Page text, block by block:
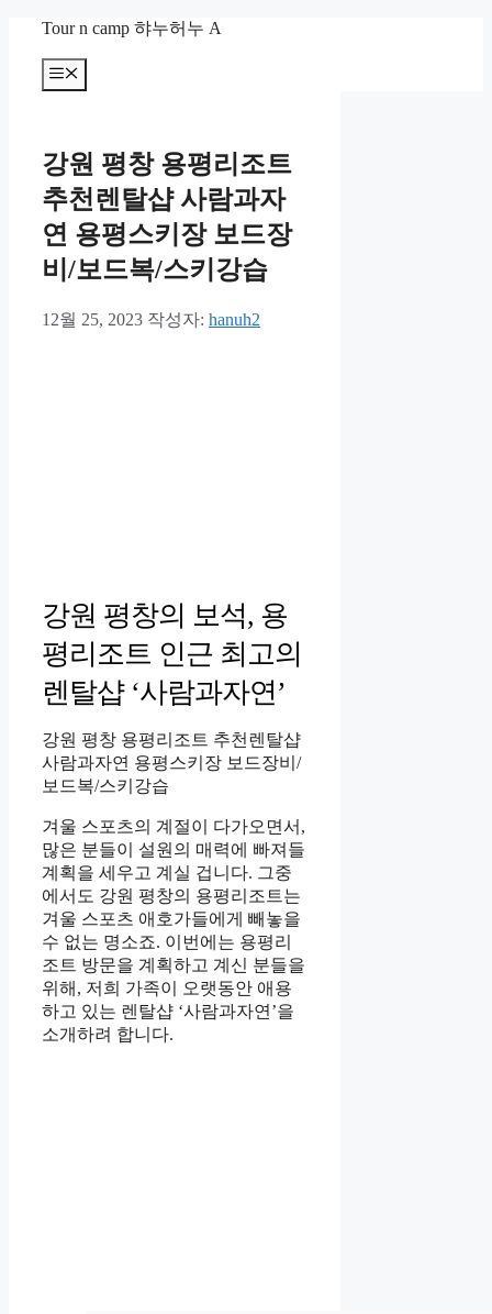
Tour n camp 햐누허누 A
메
뉴
강원 평창 용평리조트
추천렌탈샵 사람과자
연 용평스키장 보드장
비/보드복/스키강습
12월 25, 2023 작성자: hanuh2
강원 평창의 보석, 용
평리조트 인근 최고의
렌탈샵 ‘사람과자연’
강원 평창 용평리조트 추천렌탈샵
사람과자연 용평스키장 보드장비/
보드복/스키강습
겨울 스포츠의 계절이 다가오면서,
많은 분들이 설원의 매력에 빠져들
계획을 세우고 계실 겁니다. 그중
에서도 강원 평창의 용평리조트는
겨울 스포츠 애호가들에게 빼놓을
수 없는 명소죠. 이번에는 용평리
조트 방문을 계획하고 계신 분들을
위해, 저희 가족이 오랫동안 애용
하고 있는 렌탈샵 ‘사람과자연’을
소개하려 합니다.